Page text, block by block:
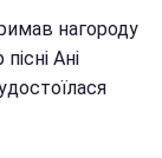
нагороду
Ані